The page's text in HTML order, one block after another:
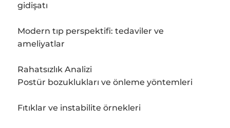
gidişatı
Modern tıp perspektifi: tedaviler ve
ameliyatlar
Rahatsızlık Analizi
Postür bozuklukları ve önleme yöntemleri
Fıtıklar ve instabilite örnekleri